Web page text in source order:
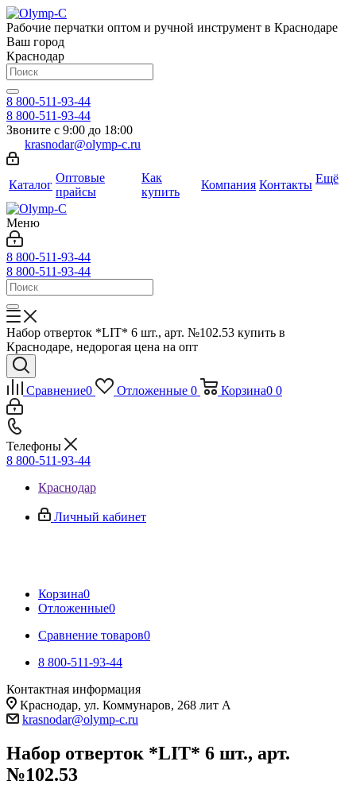
Рабочие перчатки оптом и ручной инструмент в Краснодаре
Ваш город
Краснодар
8 800-511-93-44
8 800-511-93-44
Звоните с 9:00 до 18:00
krasnodar@olymp-c.ru
Каталог
Оптовые
прайсы
Как
купить
Компания Контакты Ещё
Меню
8 800-511-93-44
8 800-511-93-44
Набор отверток *LIT* 6 шт., арт. №102.53 купить в
Краснодаре, недорогая цена на опт
Сравнение0 Отложенные 0 Корзина0 0
Телефоны
8 800-511-93-44
Краснодар
Личный кабинет
Корзина0
Отложенные0
Сравнение товаров0
8 800-511-93-44
Контактная информация
Краснодар, ул. Коммунаров, 268 лит А
krasnodar@olymp-c.ru
Набор отверток *LIT* 6 шт., арт.
№102.53